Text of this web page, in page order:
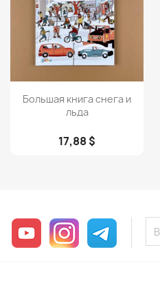
Просмотр
Большая книга снега и
льда
17,88 $
YouTube InstagramTelegram